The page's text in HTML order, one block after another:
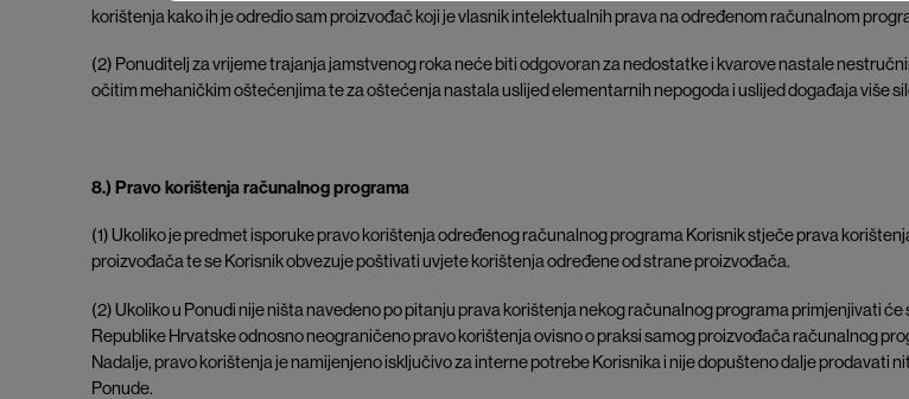
korištenja kako ih je odredio sam proizvođač koji je vlasnik intelektualnih prava na određenom računalnom
(2) Ponuditelj za vrijeme trajanja jamstvenog roka neće biti odgovoran za nedostatke i kvarove nastale
očitim mehaničkim oštećenjima te za oštećenja nastala uslijed elementarnih nepogoda i uslijed događaja više
8.) Pravo korištenja računalnog programa
(1) Ukoliko je predmet isporuke pravo korištenja određenog računalnog programa Korisnik stječe prava
proizvođača te se Korisnik obvezuje poštivati uvjete korištenja određene od strane proizvođača.
(2) Ukoliko u Ponudi nije ništa navedeno po pitanju prava korištenja nekog računalnog programa primjenjivati
Republike Hrvatske odnosno neograničeno pravo korištenja ovisno o praksi samog proizvođača računalnog
Nadalje, pravo korištenja je namijenjeno isključivo za interne potrebe Korisnika i nije dopušteno dalje prodavati
Ponude.